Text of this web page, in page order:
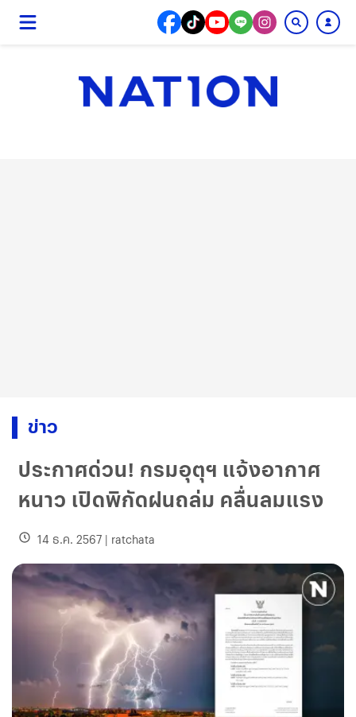
ข่าว
ประกาศด่วน! กรมอุตุฯ แจ้งอากาศ
หนาว เปิดพิกัดฝนถล่ม คลื่นลมแรง
14 ธ.ค. 2567 | ratchata